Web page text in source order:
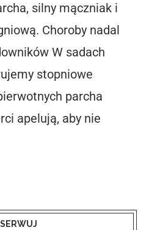
silny mączniak i
Choroby nadal
W sadach
stopniowe
parcha
apelują, aby nie